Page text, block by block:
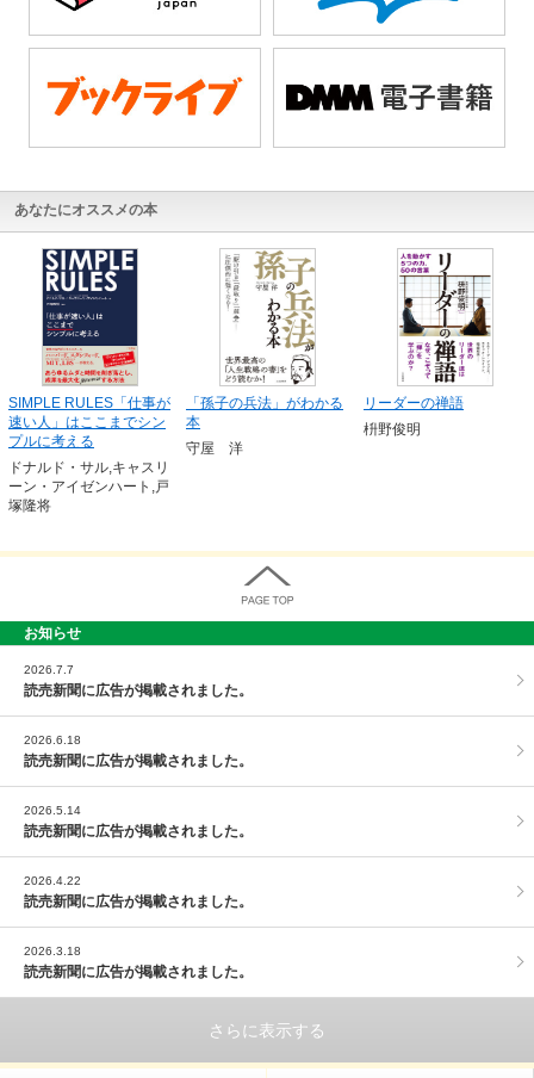
あなたにオススメの本
SIMPLE RULES「仕事が
速い人」はここまでシン
プルに考える
ドナルド・サル,キャスリ
ーン・アイゼンハート,戸
塚隆将
「孫子の兵法」がわかる
本
守屋 洋
リーダーの禅語
枡野俊明
お知らせ
2026.7.7
読売新聞に広告が掲載されました。
2026.6.18
読売新聞に広告が掲載されました。
2026.5.14
読売新聞に広告が掲載されました。
2026.4.22
読売新聞に広告が掲載されました。
2026.3.18
読売新聞に広告が掲載されました。
さらに表示する
PAGE TOP